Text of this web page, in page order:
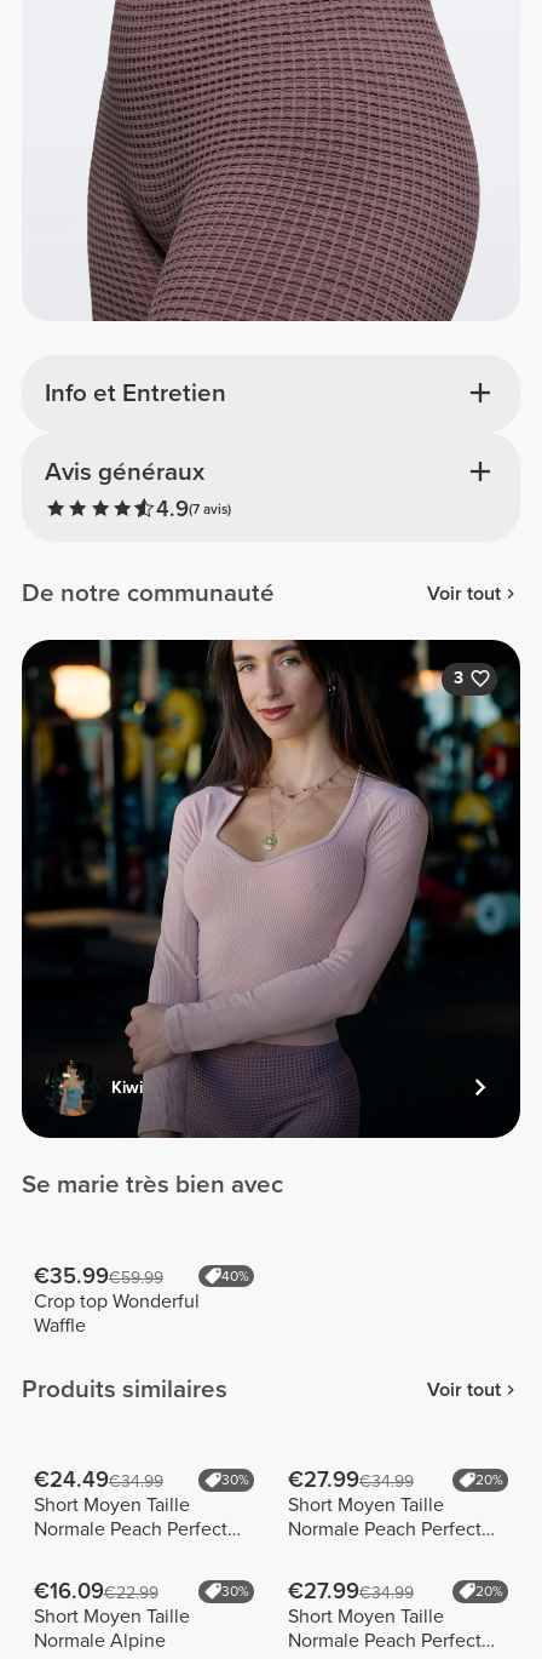
Info et Entretien
Avis généraux
4.9(7 avis)
De notre communauté Voir tout
3
Kiwi
Se marie très bien avec
€35.99€59.99 40%
Crop top Wonderful
Waffle
Produits similaires Voir tout
€24.49€34.99 30%
Short Moyen Taille
Normale Peach Perfect
€27.99€34.99 20%
Short Moyen Taille
Normale Peach Perfect
€16.09€22.99 30%
Short Moyen Taille
Normale Alpine
€27.99€34.99 20%
Short Moyen Taille
Normale Peach Perfect